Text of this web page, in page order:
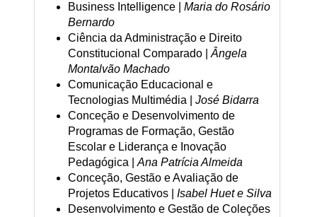
Business Intelligence | Maria do Rosário
Bernardo
Ciência da Administração e Direito
Constitucional Comparado |
Ângela
Montalvão Machado
Comunicação Educacional e
Tecnologias Multimédia | José Bidarra
Conceção e Desenvolvimento de
Programas de Formação, Gestão
Escolar e Liderança e Inovação
Pedagógica |Ana Patrícia Almeida
Conceção, Gestão e Avaliação de
Projetos Educativos | Isabel Huet e Silva
Desenvolvimento e Gestão de Coleções